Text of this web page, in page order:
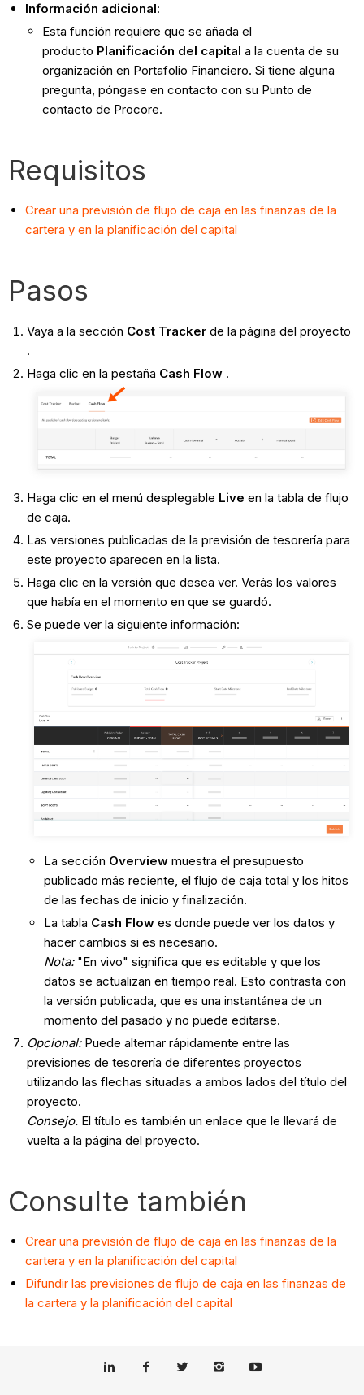
Información adicional:
Esta función requiere que se añada el
producto Planificación del capital a la cuenta de su
organización en Portafolio Financiero. Si tiene alguna
pregunta, póngase en contacto con su Punto de
contacto de Procore.
Requisitos
Crear una previsión de flujo de caja en las finanzas de la
cartera y en la planificación del capital
Pasos
Vaya a la sección Cost Trackerde la página del proyecto
.
Haga clic en la pestaña Cash Flow.
Haga clic en el menú desplegable Live en la tabla de flujo
de caja.
Las versiones publicadas de la previsión de tesorería para
este proyecto aparecen en la lista.
Haga clic en la versión que desea ver. Verás los valores
que había en el momento en que se guardó.
Se puede ver la siguiente información:
La sección Overviewmuestra el presupuesto
publicado más reciente, el flujo de caja total y los hitos
de las fechas de inicio y finalización.
La tabla Cash Flowes donde puede ver los datos y
hacer cambios si es necesario.
Nota:"En vivo" significa que es editable y que los
datos se actualizan en tiempo real. Esto contrasta con
la versión publicada, que es una instantánea de un
momento del pasado y no puede editarse.
Opcional: Puede alternar rápidamente entre las
previsiones de tesorería de diferentes proyectos
utilizando las flechas situadas a ambos lados del título del
proyecto.
Consejo. El título es también un enlace que le llevará de
vuelta a la página del proyecto.
Consulte también
Crear una previsión de flujo de caja en las finanzas de la
cartera y en la planificación del capital
Difundir las previsiones de flujo de caja en las finanzas de
la cartera y la planificación del capital